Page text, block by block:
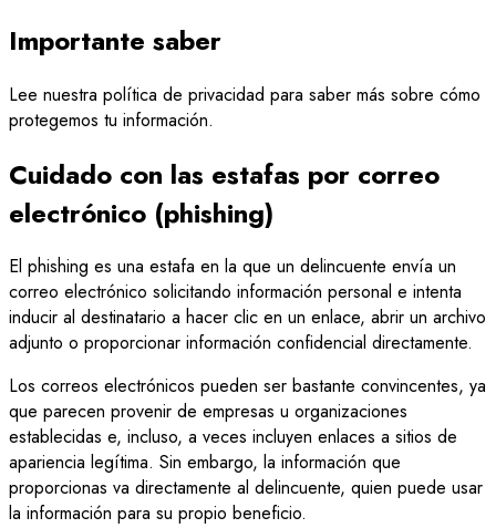
Importante saber
Lee nuestra política de privacidad para saber más sobre cómo
protegemos tu información.
Cuidado con las estafas por correo
electrónico (phishing)
El phishing es una estafa en la que un delincuente envía un
correo electrónico solicitando información personal e intenta
inducir al destinatario a hacer clic en un enlace, abrir un archivo
adjunto o proporcionar información confidencial directamente.
Los correos electrónicos pueden ser bastante convincentes, ya
que parecen provenir de empresas u organizaciones
establecidas e, incluso, a veces incluyen enlaces a sitios de
apariencia legítima. Sin embargo, la información que
proporcionas va directamente al delincuente, quien puede usar
la información para su propio beneficio.